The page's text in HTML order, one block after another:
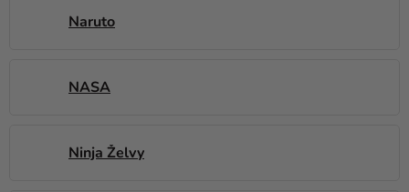
Naruto
NASA
Ninja Želvy